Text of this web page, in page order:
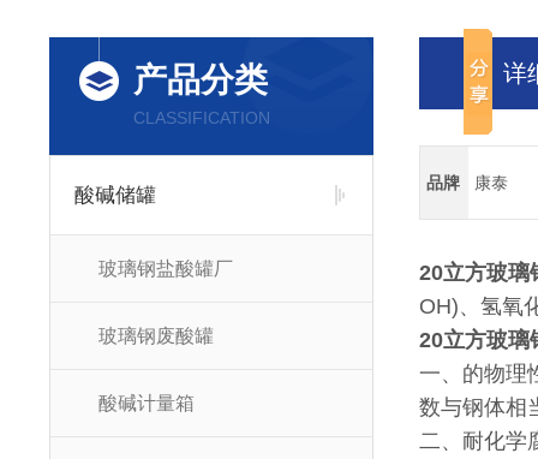
产品分类
CLASSIFICATION
酸碱储罐
玻璃钢盐酸罐厂
玻璃钢废酸罐
酸碱计量箱
详
品牌 康泰
20立方玻璃
OH)、氢氧
20立方玻璃
一、的物理
数与钢体相
二、耐化学